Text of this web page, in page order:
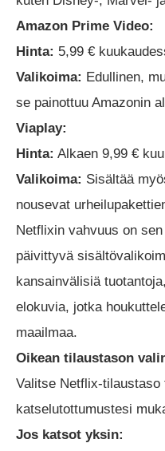
Amazon Prime Video:
Hinta: 5,99 €
Valikoima: Edullinen,
se painottuu Amazonin
Viaplay:
Hinta: Alkaen 9,99 €
Valikoima: Sisältää
nousevat
Netflixin vahvuus on
päivittyvä
kansainvälisiä
elokuvia, jotka
maailmaa.
Oikean tilaustason
Valitse Netflix-tilaustaso
katselutottumustesi
Jos katsot yksin: